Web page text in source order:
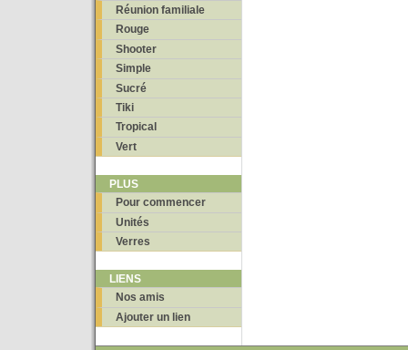
Réunion familiale
Rouge
Shooter
Simple
Sucré
Tiki
Tropical
Vert
PLUS
Pour commencer
Unités
Verres
LIENS
Nos amis
Ajouter un lien